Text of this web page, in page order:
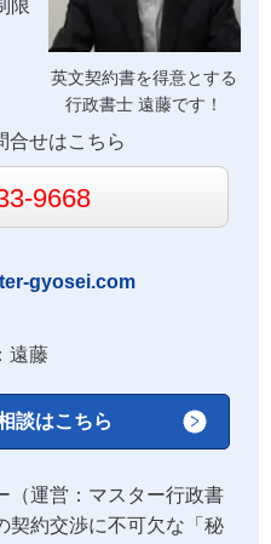
英文契約書を得意とする
行政書士 遠藤です！
限
合せはこちら
9668
gyosei.com
遠藤
談はこちら
（運営：マスター行政書
契約交渉に不可欠な「秘